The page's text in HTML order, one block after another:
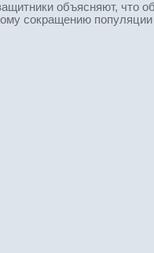
объясняют, что
сокращению популяции